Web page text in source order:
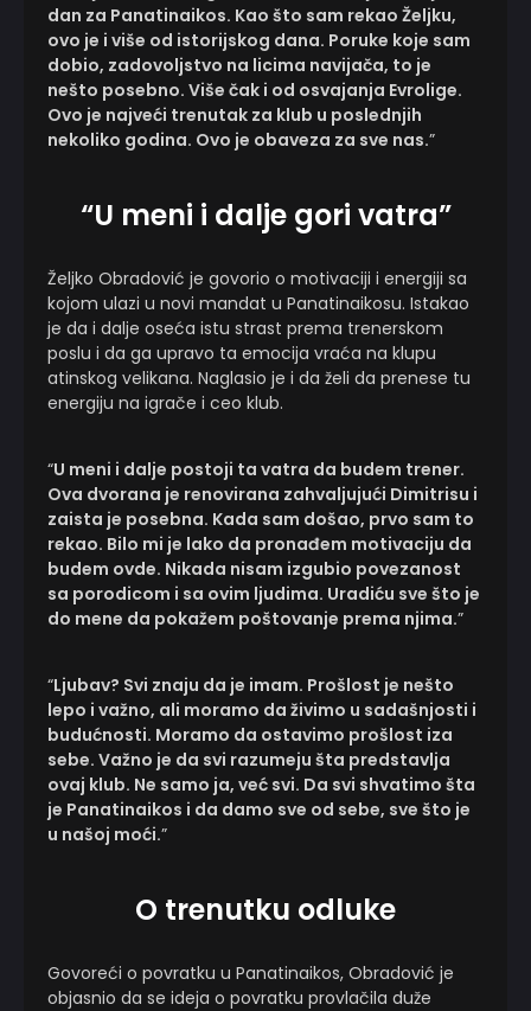
dan za Panatinaikos. Kao što sam rekao Željku,
ovo je i više od istorijskog dana. Poruke koje sam
dobio, zadovoljstvo na licima navijača, to je
nešto posebno. Više čak i od osvajanja Evrolige.
Ovo je najveći trenutak za klub u poslednjih
nekoliko godina. Ovo je obaveza za sve nas.”
“U meni i dalje gori vatra”
Željko Obradović je govorio o motivaciji i energiji sa
kojom ulazi u novi mandat u Panatinaikosu. Istakao
je da i dalje oseća istu strast prema trenerskom
poslu i da ga upravo ta emocija vraća na klupu
atinskog velikana. Naglasio je i da želi da prenese tu
energiju na igrače i ceo klub.
“U meni i dalje postoji ta vatra da budem trener.
Ova dvorana je renovirana zahvaljujući Dimitrisu i
zaista je posebna. Kada sam došao, prvo sam to
rekao. Bilo mi je lako da pronađem motivaciju da
budem ovde. Nikada nisam izgubio povezanost
sa porodicom i sa ovim ljudima. Uradiću sve što je
do mene da pokažem poštovanje prema njima.”
“Ljubav? Svi znaju da je imam. Prošlost je nešto
lepo i važno, ali moramo da živimo u sadašnjosti i
budućnosti. Moramo da ostavimo prošlost iza
sebe. Važno je da svi razumeju šta predstavlja
ovaj klub. Ne samo ja, već svi. Da svi shvatimo šta
je Panatinaikos i da damo sve od sebe, sve što je
u našoj moći.”
O trenutku odluke
Govoreći o povratku u Panatinaikos, Obradović je
objasnio da se ideja o povratku provlačila duže